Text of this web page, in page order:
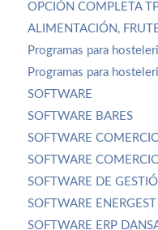
OPCIÓN COMPLETA
ALIMENTACIÓN,
Programas para
Programas para
SOFTWARE
SOFTWARE BARES
SOFTWARE
SOFTWARE
SOFTWARE DE
SOFTWARE ENERGEST
SOFTWARE ERP